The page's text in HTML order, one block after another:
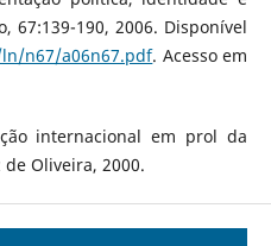
67:139-190, 2006. Disponível
n67/a06n67.pdf. Acesso em
internacional em prol da
de Oliveira, 2000.